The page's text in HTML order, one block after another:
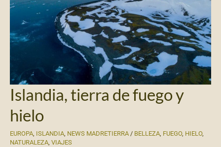
Islandia, tierra de fuego y
hielo
EUROPA ISLANDIA NEWS MADRETIERRA / BELLEZA FUEGO, HIELO,
NATURALEZA VIAJES